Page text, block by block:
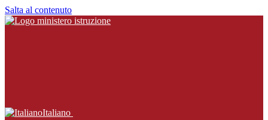
Salta al contenuto
Italiano